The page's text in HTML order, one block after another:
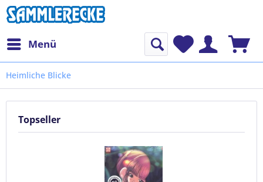
Menü
Heimliche Blicke
Topseller